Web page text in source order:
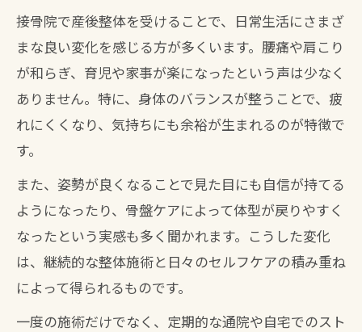
接骨院で産後整体を受けることで、日常生活にさまざ
まな良い変化を感じる方が多くいます。腰痛や肩こり
が和らぎ、育児や家事が楽になったという声は少なく
ありません。特に、身体のバランスが整うことで、疲
れにくくなり、気持ちにも余裕が生まれるのが特徴で
す。
また、姿勢が良くなることで見た目にも自信が持てる
ようになったり、骨盤ケアによって体型が戻りやすく
なったという実感も多く聞かれます。こうした変化
は、継続的な整体施術と日々のセルフケアの積み重ね
によって得られるものです。
一度の施術だけでなく、定期的な通院や自宅でのスト